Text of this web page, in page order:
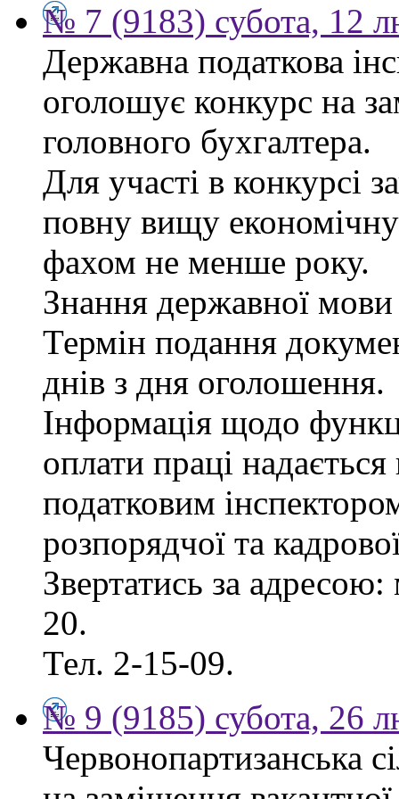
№ 7 (9183) субота, 12
Державна податкова
оголошує конкурс на
головного бухгалтера.
Для участі в конкурсі
повну вищу економічну
фахом не менше року.
Знання державної
Термін подання
днів з дня оголошення.
Інформація щодо
оплати праці
податковим
розпорядчої та
Звертатись за
20.
Тел. 2-15-09.
№ 9 (9185) субота, 26
Червонопартизанська